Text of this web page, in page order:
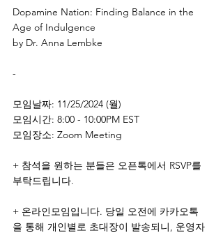
Dopamine Nation: Finding Balance in the
Age of Indulgence
by Dr. Anna Lembke
-
모임날짜: 11/25/2024 (월)
모임시간: 8:00 - 10:00PM EST
모임장소: Zoom Meeting
+ 참석을 원하는 분들은 오픈톡에서 RSVP를
부탁드립니다.
+ 온라인모임입니다. 당일 오전에 카카오톡
을 통해 개인별로 초대장이 발송되니, 운영자